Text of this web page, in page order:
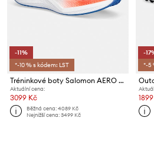
-11%
*-10 % s kódem: LST
Tréninkové boty Salomon AERO GLIDE 4
Aktuální cena:
3099 Kč
Běžná cena:4089 Kč
Nejnižší cena:3499 Kč
-
*-5